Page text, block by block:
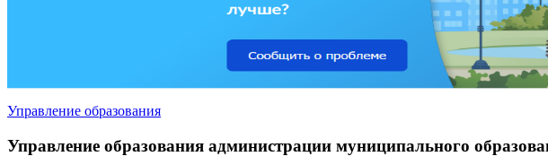
Управление образования
Управление образования администрации муниципального